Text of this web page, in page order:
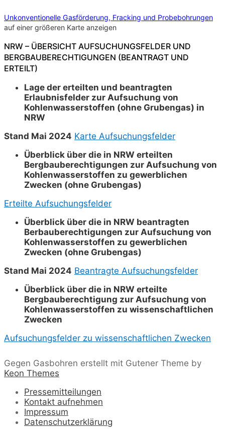
Unkonventionelle Gasförderung, Fracking und Probebohrungen
auf einer größeren Karte anzeigen
NRW – ÜBERSICHT AUFSUCHUNGSFELDER UND
BERGBAUBERECHTIGUNGEN (BEANTRAGT UND
ERTEILT)
Lage der erteilten und beantragten
Erlaubnisfelder zur Aufsuchung von
Kohlenwasserstoffen (ohne Grubengas) in
NRW
Stand Mai 2024 Karte Aufsuchungsfelder
Überblick über die in NRW erteilten
Bergbauberechtigungen zur Aufsuchung von
Kohlenwasserstoffen zu gewerblichen
Zwecken (ohne Grubengas)
Erteilte Aufsuchungsfelder
Überblick über die in NRW beantragten
Berbauberechtigungen zur Aufsuchung von
Kohlenwasserstoffen zu gewerblichen
Zwecken (ohne Grubengas)
Stand Mai 2024 Beantragte Aufsuchungsfelder
Überblick über die in NRW erteilte
Bergbauberechtigung zur Aufsuchung von
Kohlenwasserstoffen zu wissenschaftlichen
Zwecken
Aufsuchungsfelder zu wissenschaftlichen Zwecken
Gegen Gasbohren erstellt mit Gutener Theme by
Keon Themes
Pressemitteilungen
Kontakt aufnehmen
Impressum
Datenschutzerklärung